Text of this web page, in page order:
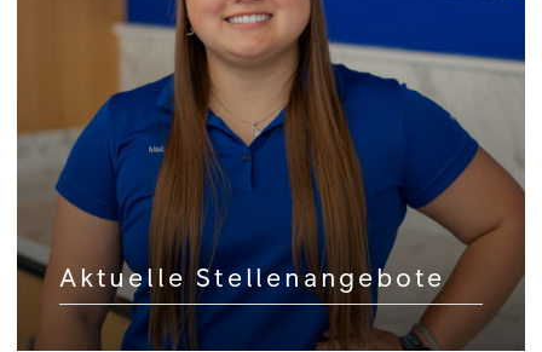
Aktuelle Stellenangebote